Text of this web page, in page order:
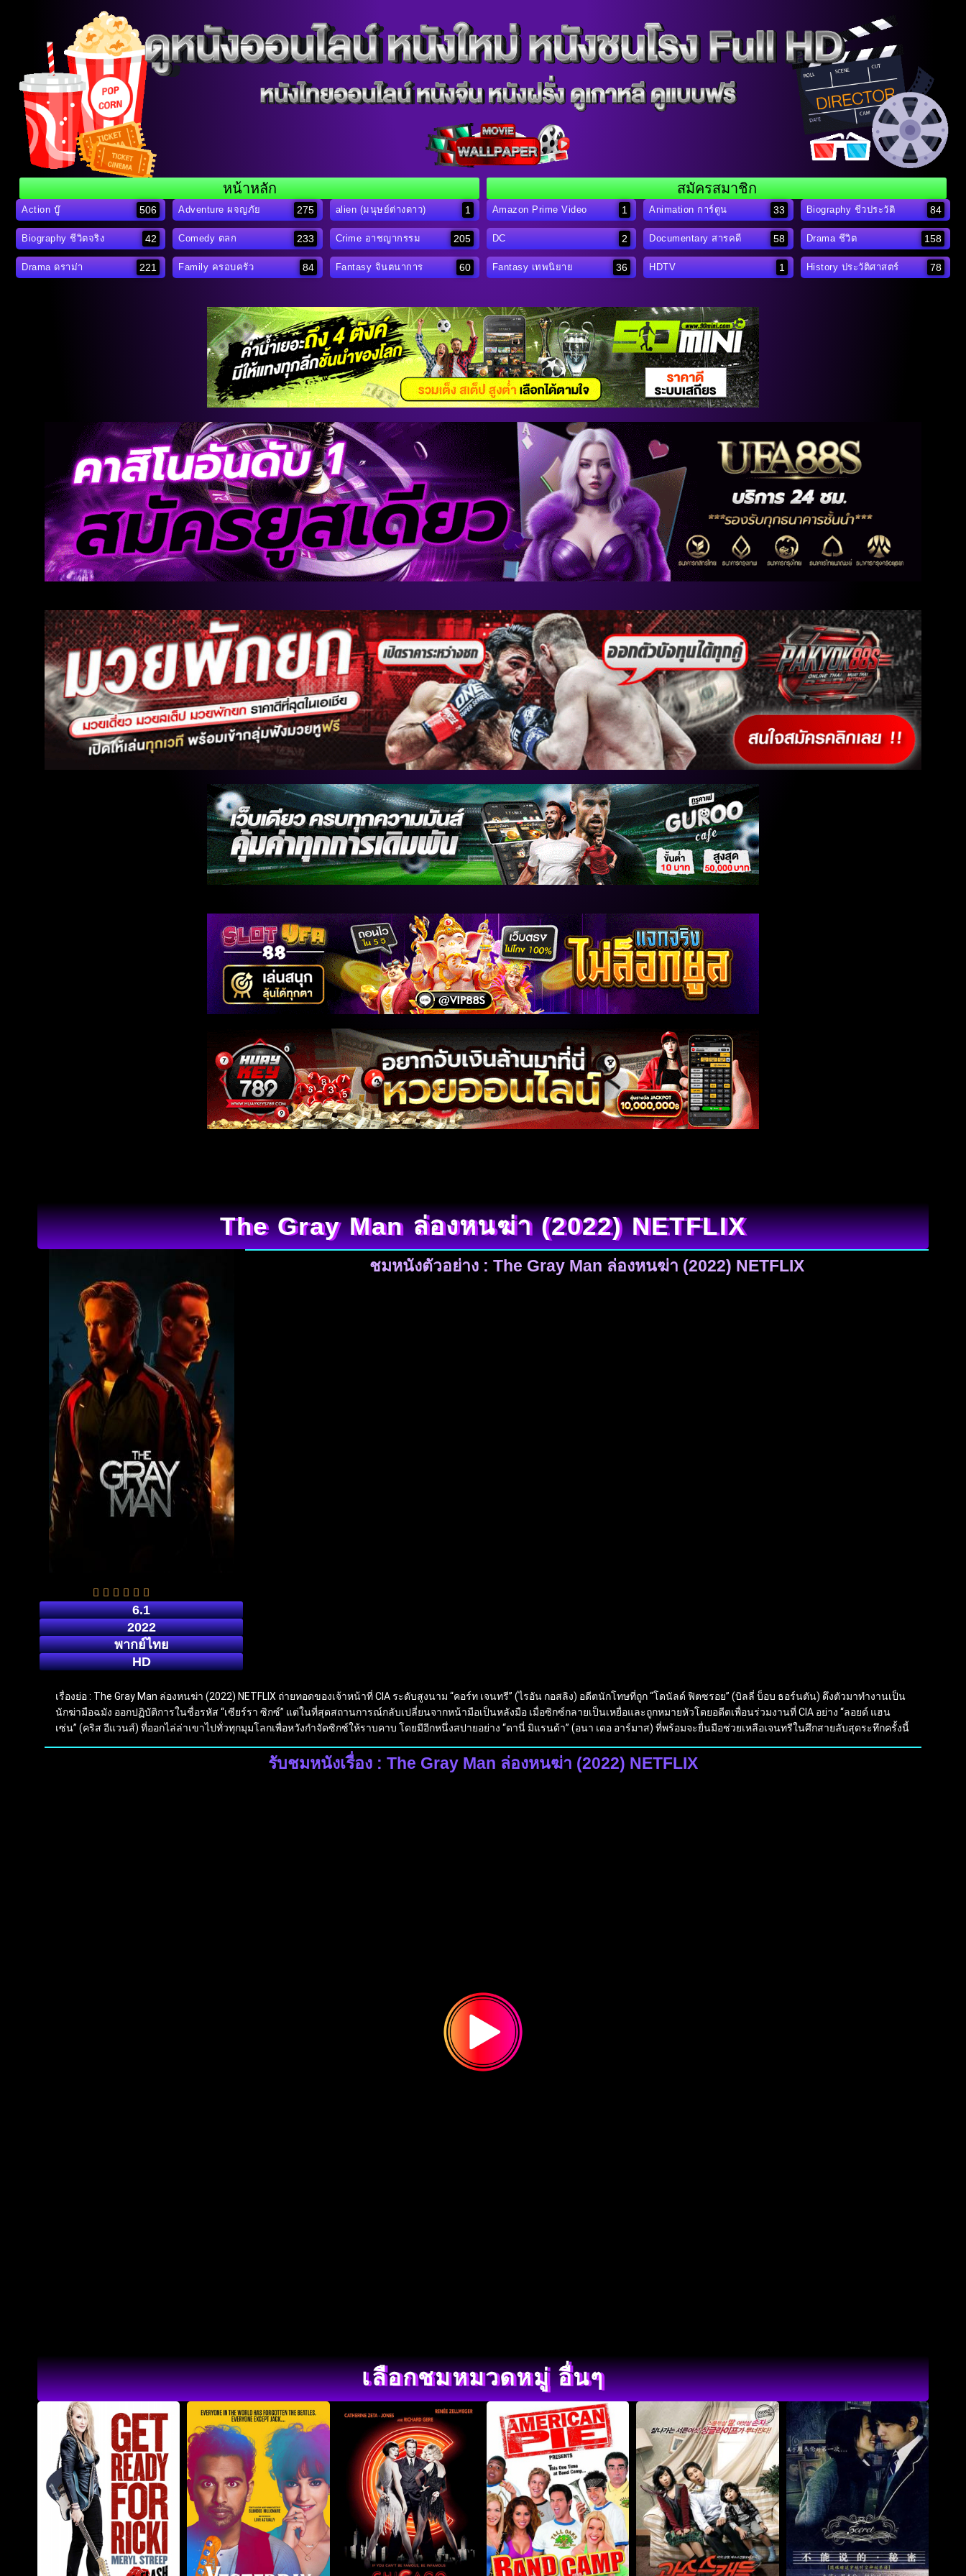
หน้าหลัก สมัครสมาชิก
Action บู๊ 506 Adventure ผจญภัย 275 alien (มนุษย์ต่างดาว) 1 Amazon Prime Video 1 Animation การ์ตูน 33 Biography ชีวประวัติ 84
Biography ชีวิตจริง 42 Comedy ตลก 233 Crime อาชญากรรม 205 DC 2 Documentary สารคดี 58 Drama ชีวิต 158
Drama ดราม่า 221 Family ครอบครัว 84 Fantasy จินตนาการ 60 Fantasy เทพนิยาย 36 HDTV 1 History ประวัติศาสตร์ 78
The Gray Man ล่องหนฆ่า (2022) NETFLIX
6.1
2022
พากย์ไทย
HD
ชมหนังตัวอย่าง : The Gray Man ล่องหนฆ่า (2022) NETFLIX
เรื่องย่อ : The Gray Man ล่องหนฆ่า (2022) NETFLIX ถ่ายทอดของเจ้าหน้าที่ CIA ระดับสูงนาม “คอร์ท เจนทรี” (ไรอัน กอสลิง) อดีตนักโทษที่ถูก “โดนัลด์ ฟิตซรอย” (บิลลี่ บ็อบ ธอร์นตัน) ดึงตัวมาทำงานเป็น
นักฆ่ามือฉมัง ออกปฏิบัติการในชื่อรหัส “เซียร์รา ซิกซ์” แต่ในที่สุดสถานการณ์กลับเปลี่ยนจากหน้ามือเป็นหลังมือ เมื่อซิกซ์กลายเป็นเหยื่อและถูกหมายหัวโดยอดีตเพื่อนร่วมงานที่ CIA อย่าง “ลอยด์ แฮน
เซ่น” (คริส อีแวนส์) ที่ออกไล่ล่าเขาไปทั่วทุกมุมโลกเพื่อหวังกำจัดซิกซ์ให้ราบคาบ โดยมีอีกหนึ่งสปายอย่าง “ดานี่ มิแรนด้า” (อนา เดอ อาร์มาส) ที่พร้อมจะยื่นมือช่วยเหลือเจนทรีในศึกสายลับสุดระทึกครั้งนี้
รับชมหนังเรื่อง : The Gray Man ล่องหนฆ่า (2022) NETFLIX
เลือกชมหมวดหมู่ อื่นๆ